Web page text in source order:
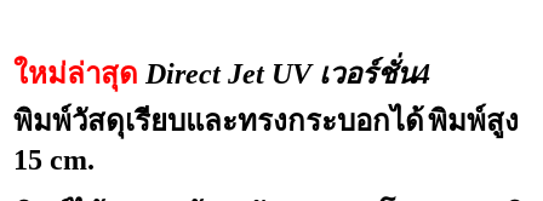
ใหม่ล่าสุด Direct Jet UV เวอร์ชั่น4
พิมพ์วัสดุเรียบและทรงกระบอกได้พิมพ์สูง
15 cm.